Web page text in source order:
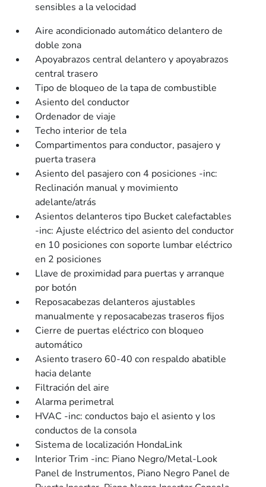
sensibles a la velocidad
Aire acondicionado automático delantero de
doble zona
Apoyabrazos central delantero y apoyabrazos
central trasero
Tipo de bloqueo de la tapa de combustible
Asiento del conductor
Ordenador de viaje
Techo interior de tela
Compartimentos para conductor, pasajero y
puerta trasera
Asiento del pasajero con 4 posiciones -inc:
Reclinación manual y movimiento
adelante/atrás
Asientos delanteros tipo Bucket calefactables
-inc: Ajuste eléctrico del asiento del conductor
en 10 posiciones con soporte lumbar eléctrico
en 2 posiciones
Llave de proximidad para puertas y arranque
por botón
Reposacabezas delanteros ajustables
manualmente y reposacabezas traseros fijos
Cierre de puertas eléctrico con bloqueo
automático
Asiento trasero 60-40 con respaldo abatible
hacia delante
Filtración del aire
Alarma perimetral
HVAC -inc: conductos bajo el asiento y los
conductos de la consola
Sistema de localización HondaLink
Interior Trim -inc: Piano Negro/Metal-Look
Panel de Instrumentos, Piano Negro Panel de